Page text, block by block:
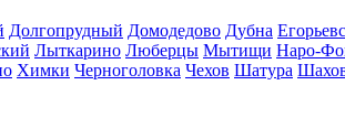
Долгопрудный Домодедово Дубна
Лыткарино Люберцы Мытищи Наро-
Химки Черноголовка Чехов Шатура